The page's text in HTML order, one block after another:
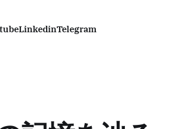
LinkedinTelegram